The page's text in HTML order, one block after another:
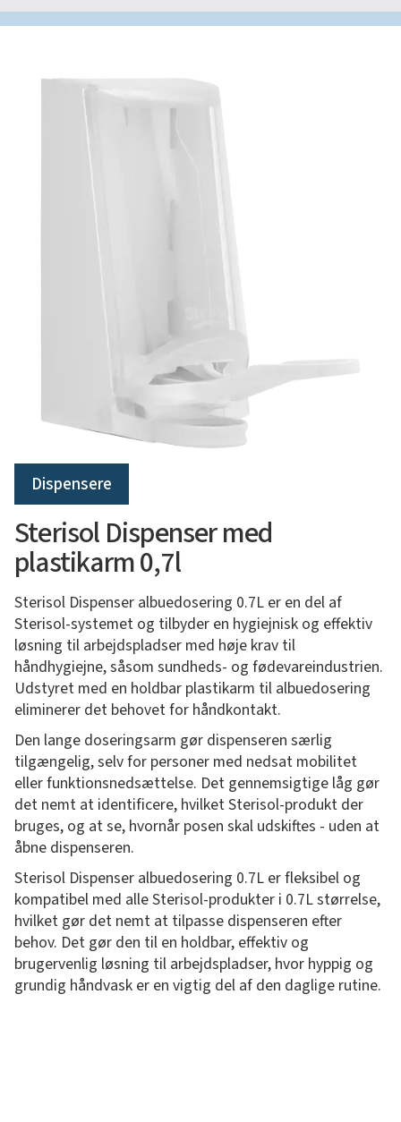
Dispensere
Sterisol Dispenser med
plastikarm 0,7l
Sterisol Dispenser albuedosering 0.7L er en del af
Sterisol-systemet og tilbyder en hygiejnisk og effektiv
løsning til arbejdspladser med høje krav til
håndhygiejne, såsom sundheds- og fødevareindustrien.
Udstyret med en holdbar plastikarm til albuedosering
eliminerer det behovet for håndkontakt.
Den lange doseringsarm gør dispenseren særlig
tilgængelig, selv for personer med nedsat mobilitet
eller funktionsnedsættelse. Det gennemsigtige låg gør
det nemt at identificere, hvilket Sterisol-produkt der
bruges, og at se, hvornår posen skal udskiftes - uden at
åbne dispenseren.
Sterisol Dispenser albuedosering 0.7L er fleksibel og
kompatibel med alle Sterisol-produkter i 0.7L størrelse,
hvilket gør det nemt at tilpasse dispenseren efter
behov. Det gør den til en holdbar, effektiv og
brugervenlig løsning til arbejdspladser, hvor hyppig og
grundig håndvask er en vigtig del af den daglige rutine.